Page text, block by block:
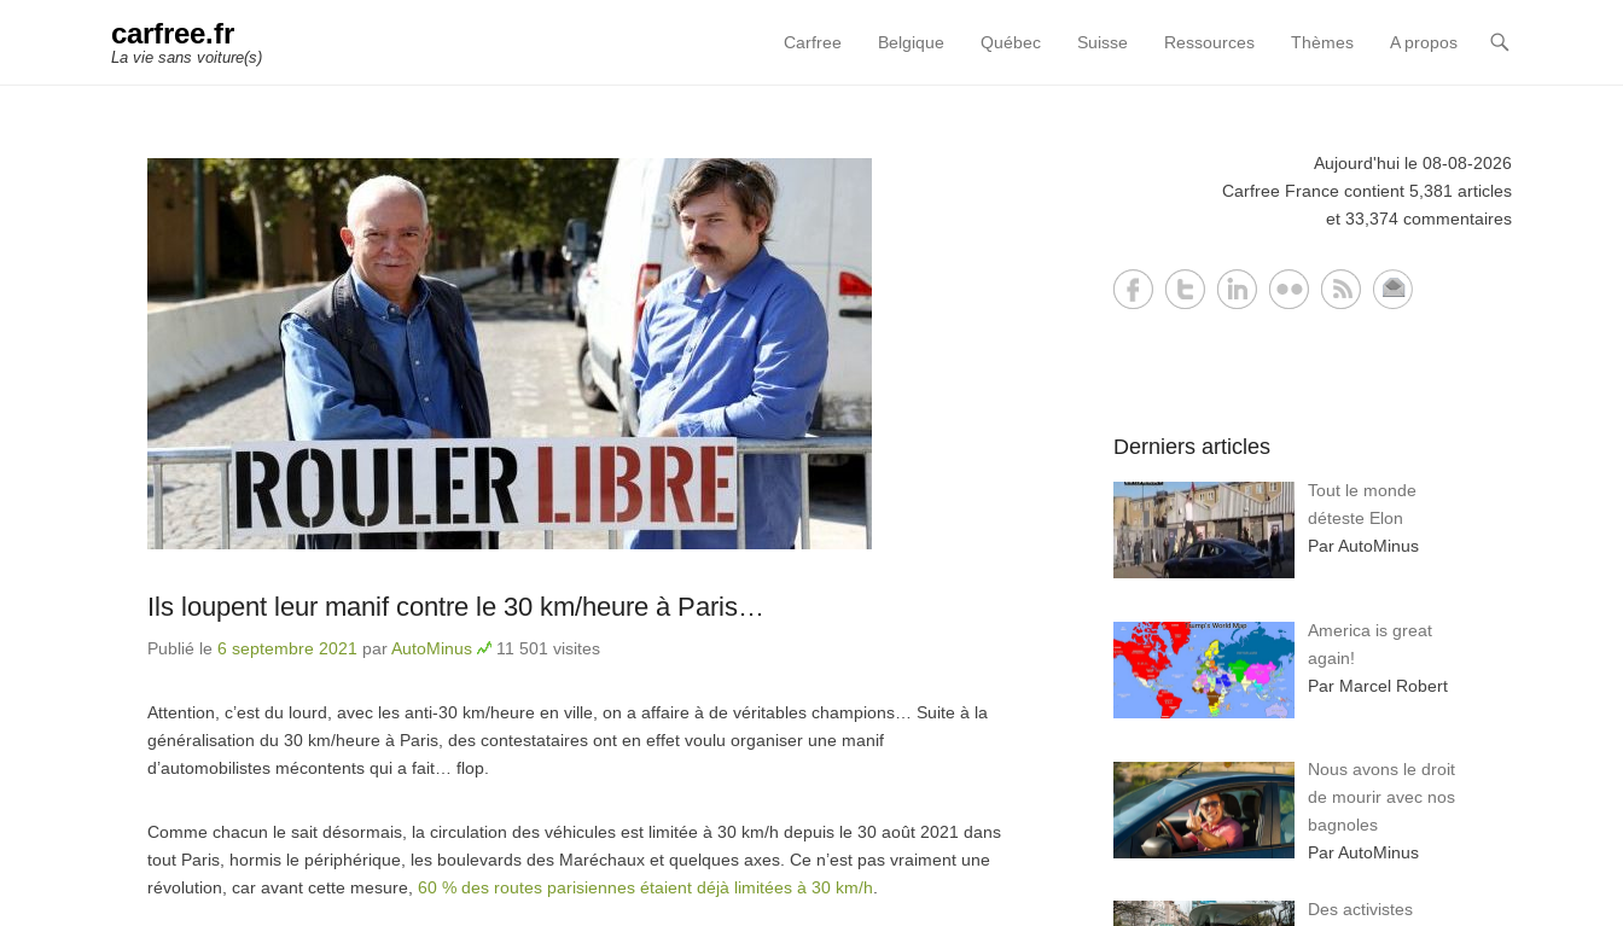
carfree.fr
La vie sans voiture(s)
Primary Menu
Skip to content
Carfree Belgique Québec Suisse Ressources Thèmes A propos
Ils loupent leur manif contre le 30 km/heure à Paris…
Publié le 6 septembre 2021 parAutoMinus 11 501 visites
Attention, c’est du lourd, avec les anti-30 km/heure en ville, on a affaire à de véritables champions… Suite à la
généralisation du 30 km/heure à Paris, des contestataires ont en effet voulu organiser une manif
d’automobilistes mécontents qui a fait… flop.
Comme chacun le sait désormais, la circulation des véhicules est limitée à 30 km/h depuis le 30 août 2021 dans
tout Paris, hormis le périphérique, les boulevards des Maréchaux et quelques axes. Ce n’est pas vraiment une
révolution, car avant cette mesure, 60 % des routes parisiennes étaient déjà limitées à 30 km/h
Aujourd'hui le 08-08-2026
Carfree France contient 5,381 articles
et 33,374 commentaires
Derniers articles
Tout le monde
déteste Elon
Par AutoMinus
America is great
again!
Par Marcel Robert
Nous avons le droit
de mourir avec nos
bagnoles
Par AutoMinus
Des activistes